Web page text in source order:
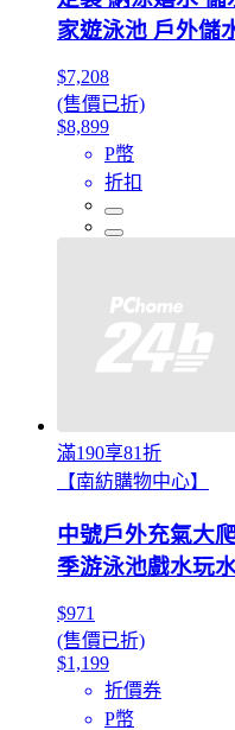
家遊泳池 戶外儲
$7,208
(售價已折)
$8,899
P幣
折扣
滿190享81折
【南紡購物中心】
中號戶外充氣大
季游泳池戲水玩
$971
(售價已折)
$1,199
折價券
P幣